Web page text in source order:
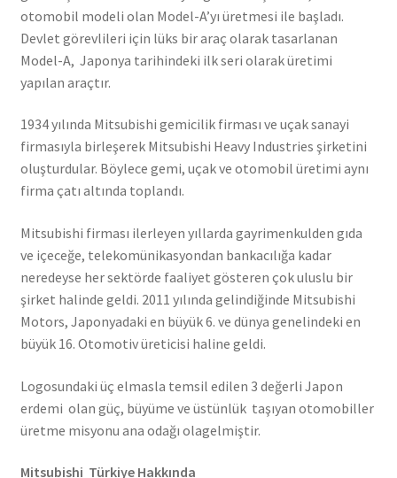
otomobil modeli olan Model-A’yı üretmesi ile başladı.
Devlet görevlileri için lüks bir araç olarak tasarlanan
Model-A, Japonya tarihindeki ilk seri olarak üretimi
yapılan araçtır.
1934 yılında Mitsubishi gemicilik firması ve uçak sanayi
firmasıyla birleşerek Mitsubishi Heavy Industries şirketini
oluşturdular. Böylece gemi, uçak ve otomobil üretimi aynı
firma çatı altında toplandı.
Mitsubishi firması ilerleyen yıllarda gayrimenkulden gıda
ve içeceğe, telekomünikasyondan bankacılığa kadar
neredeyse her sektörde faaliyet gösteren çok uluslu bir
şirket halinde geldi. 2011 yılında gelindiğinde Mitsubishi
Motors, Japonyadaki en büyük 6. ve dünya genelindeki en
büyük 16. Otomotiv üreticisi haline geldi.
Logosundaki üç elmasla temsil edilen 3 değerli Japon
erdemi olan güç, büyüme ve üstünlük taşıyan otomobiller
üretme misyonu ana odağı olagelmiştir.
Mitsubishi Türkiye Hakkında